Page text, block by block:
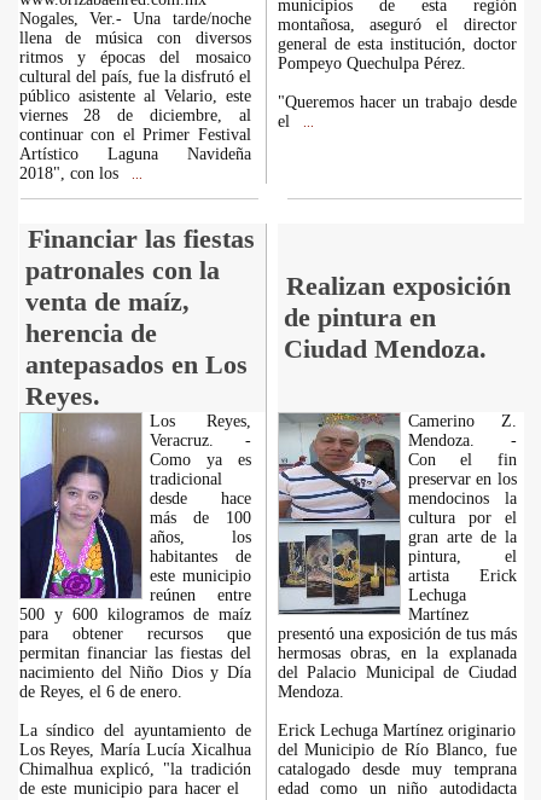
Nogales, Ver.- Una tarde/noche
llena de música con diversos
ritmos y épocas del mosaico
cultural del país, fue la disfrutó el
público asistente al Velario, este
viernes 28 de diciembre, al
continuar con el Primer Festival
Artístico Laguna Navideña
2018", con los
municipios de esta región
montañosa, aseguró el director
general de esta institución, doctor
Pompeyo Quechulpa Pérez.
"Queremos hacer un trabajo desde
el
Financiar las fiestas
patronales con la
venta de maíz,
herencia de
antepasados en Los
Reyes.
Realizan exposición
de pintura en
Ciudad Mendoza.
Los Reyes,
Veracruz. -
Como ya es
tradicional
desde hace
más de 100
años, los
habitantes de
este municipio
reúnen entre
500 y 600 kilogramos de maíz
para obtener recursos que
permitan financiar las fiestas del
nacimiento del Niño Dios y Día
de Reyes, el 6 de enero.
La síndico del ayuntamiento de
Los Reyes, María Lucía Xicalhua
Chimalhua explicó, "la tradición
de este municipio para hacer el
Camerino Z.
Mendoza. -
Con el fin
preservar en los
mendocinos la
cultura por el
gran arte de la
pintura, el
artista Erick
Lechuga
Martínez
presentó una exposición de tus más
hermosas obras, en la explanada
del Palacio Municipal de Ciudad
Mendoza.
Erick Lechuga Martínez originario
del Municipio de Río Blanco, fue
catalogado desde muy temprana
edad como un niño autodidacta